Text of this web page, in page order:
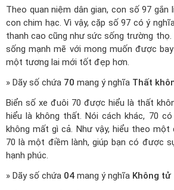
Theo quan niệm dân gian, con số 97 gắn
con chim hạc. Vì vậy, cặp số 97 có ý
thanh cao cũng như sức sống trường thọ.
sống mạnh mẽ với mong muốn được
một tương lai mới tốt đẹp hơn.
» Dãy số chứa 70 mang ý nghĩa Thất
Biển số xe đuôi 70 được hiểu là thất
hiểu là không thất. Nói cách khác, 70
không mất gì cả. Như vậy, hiểu theo
70 là một điềm lành, giúp bạn có được
hạnh phúc.
» Dãy số chứa 04 mang ý nghĩa Không tử